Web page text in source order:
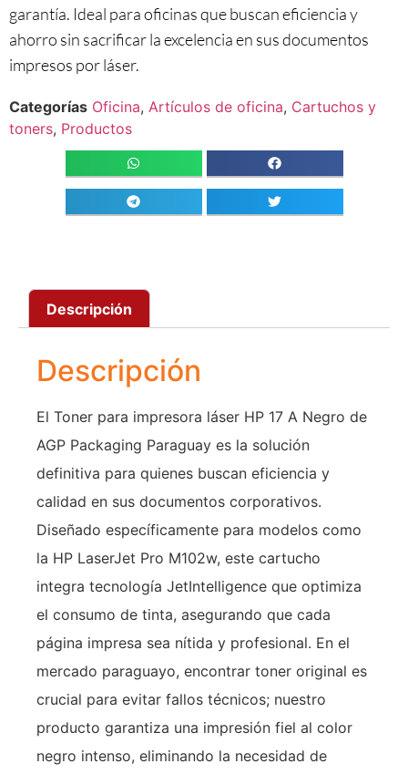
garantía. Ideal para oficinas que buscan eficiencia y
ahorro sin sacrificar la excelencia en sus documentos
impresos por láser.
Categorías Oficina, Artículos de oficina, Cartuchos y
toners, Productos
Descripción
Descripción
El Toner para impresora láser HP 17 A Negro de
AGP Packaging Paraguay es la solución
definitiva para quienes buscan eficiencia y
calidad en sus documentos corporativos.
Diseñado específicamente para modelos como
la HP LaserJet Pro M102w, este cartucho
integra tecnología JetIntelligence que optimiza
el consumo de tinta, asegurando que cada
página impresa sea nítida y profesional. En el
mercado paraguayo, encontrar toner original es
crucial para evitar fallos técnicos; nuestro
producto garantiza una impresión fiel al color
negro intenso, eliminando la necesidad de